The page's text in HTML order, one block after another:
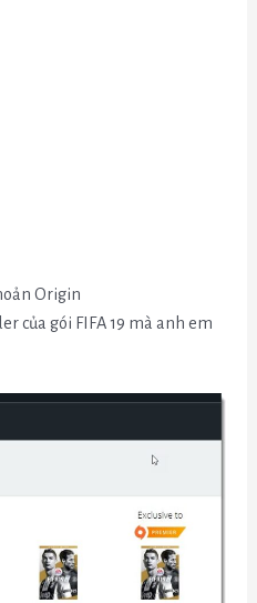
Origin
của gói FIFA 19 mà anh em